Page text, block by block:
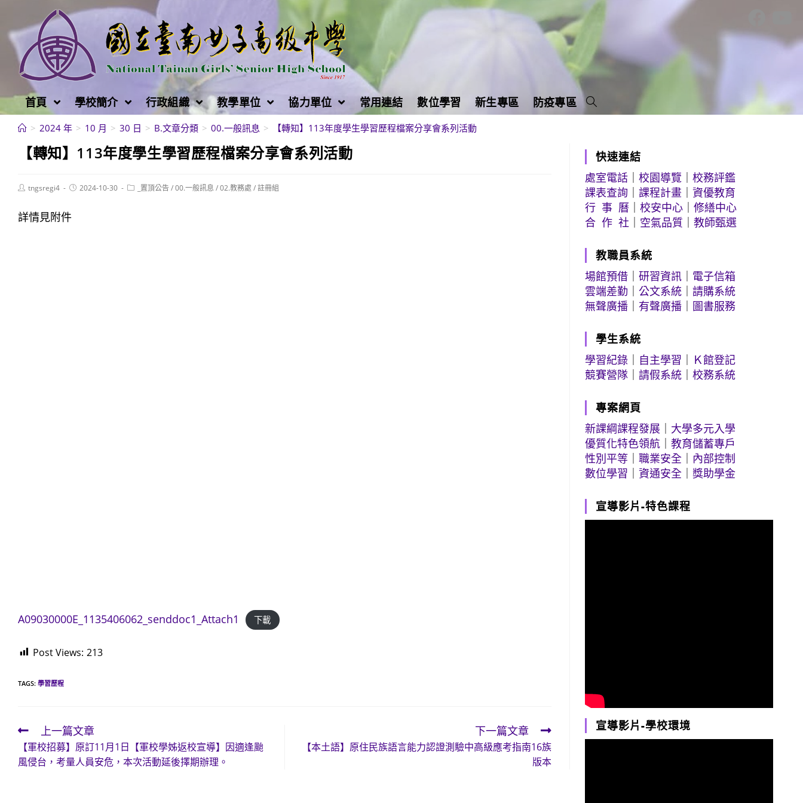
至
容
首頁 學校簡介 行政組織 教學單位 協力單位 常用連結 數位學習 新生專區 防疫專區
> 2024 年 > 10 月 > 30 日 > B.文章分類 > 00.一般訊息 > 【轉知】113年度學生學習歷程檔案分享會系列活動
【轉知】113年度學生學習歷程檔案分享會系列活動
Posttngsregi4
Post2024-10-30
Post _置頂公告/00.一般訊息 /02.教務處 /註冊組
詳情見附件
A09030000E_1135406062_senddoc1_Attach1 下載
Post Views: 213
TAGS: 學習歷程
Read
more
articles
上一篇文章
【軍校招募】原訂11月1日【軍校學姊返校宣導】因適逢颱
風侵台，考量人員安危，本次活動延後擇期辦理。
下一篇文章
【本土語】原住民族語言能力認證測驗中高級應考指南16族
版本
快速連結
處室電話 ｜校園導覽 ｜校務評鑑
課表查詢 ｜課程計畫 ｜資優教育
行 事 曆 ｜校安中心 ｜修繕中心
合 作 社
空氣品質 ｜教師甄選
教職員系統
場館預借 ｜研習資訊
電子信箱
雲端差勤 ｜公文系統 ｜請購系統
無聲廣播
有聲廣播 圖書服務
學生系統
學習紀錄
自主學習
Ｋ館登記
競賽營隊 ｜請假系統 ｜校務系統
專案網頁
新課綱課程發展
大學多元入學
優質化特色領航 ｜教育儲蓄專戶
性別平等 ｜職業安全
內部控制
數位學習 ｜資通安全 ｜獎助學金
宣導影片-特色課程
宣導影片-學校環境